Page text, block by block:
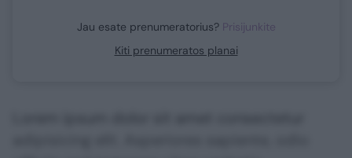
Jau esate prenumeratorius? Prisijunkite
Kiti prenumeratos planai